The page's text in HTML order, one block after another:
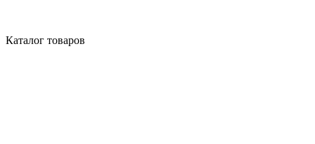
Каталог товаров